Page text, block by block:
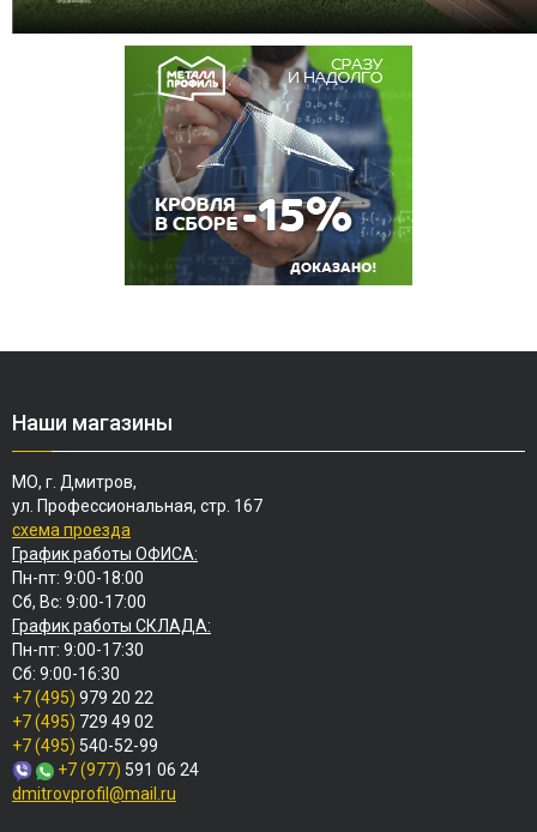
Наши магазины
МО, г. Дмитров,
ул. Профессиональная, стр. 167
схема проезда
График работы ОФИСА:
Пн-пт: 9:00-18:00
Сб, Вс: 9:00-17:00
График работы СКЛАДА:
Пн-пт: 9:00-17:30
Сб: 9:00-16:30
+7 (495) 979 20 22
+7 (495) 729 49 02
+7 (495) 540-52-99
+7 (977) 591 06 24
dmitrovprofil@mail.ru